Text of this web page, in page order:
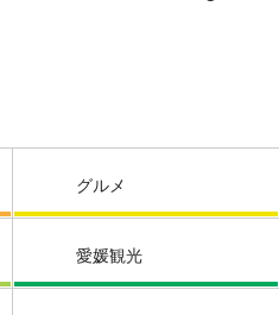
グルメ
愛媛観光